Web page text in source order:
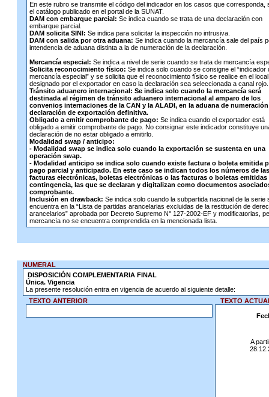
En este rubro se transmite el código del indicador en los casos que corresponda,
el catálogo publicado en el portal de la SUNAT.
DAM con embarque parcial: Se indica cuando se trata de una declaración con
embarque parcial.
DAM solicita SINI: Se indica para solicitar la inspección no intrusiva.
DAM con salida por otra aduana: Se indica cuando la mercancía sale del país
intendencia de aduana distinta a la de numeración de la declaración.
Mercancía especial: Se indica a nivel de serie cuando se trata de mercancía
Solicita reconocimiento físico: Se indica solo cuando se consigne el “indicador
mercancía especial” y se solicita que el reconocimiento físico se realice en el local
designado por el exportador en caso la declaración sea seleccionada a canal rojo.
Tránsito aduanero internacional: Se indica solo cuando la mercancía será
destinada al régimen de tránsito aduanero internacional al amparo de los
convenios internaciones de la CAN y la ALADI, en la aduana de
declaración de exportación definitiva.
Obligado a emitir comprobante de pago: Se indica cuando el exportador está
obligado a emitir comprobante de pago. No consignar este indicador constituye
declaración de no estar obligado a emitirlo.
Modalidad swap / anticipo:
- Modalidad swap se indica solo cuando la exportación se sustenta en una
operación swap.
- Modalidad anticipo se indica solo cuando existe factura o boleta emitida
pago parcial y anticipado. En este caso se indican todos los números de las
facturas electrónicas, boletas electrónicas o las facturas o boletas emitidas
contingencia, las que se declaran y digitalizan como documentos
comprobante.
Inclusión en drawback: Se indica solo cuando la subpartida nacional de la serie
encuentra en la “Lista de partidas arancelarias excluidas de la restitución de
arancelarios” aprobada por Decreto Supremo N° 127-2002-EF y modificatorias,
mercancía no se encuentra comprendida en la mencionada lista.
NUMERAL
DISPOSICIÓN COMPLEMENTARIA FINAL
Única. Vigencia
La presente resolución entra en vigencia de acuerdo al siguiente detalle:
TEXTO ANTERIOR
TEXTO
A